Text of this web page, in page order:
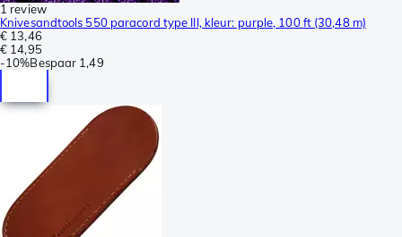
1 review
Knivesandtools 550 paracord type III, kleur: purple, 100 ft (30,48 m)
€ 13,46
€ 14,95
-10%Bespaar 1,49